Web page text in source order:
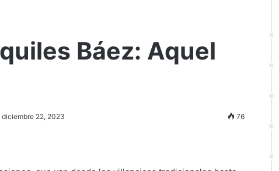
Báez: Aquel
diciembre 22, 2023 76